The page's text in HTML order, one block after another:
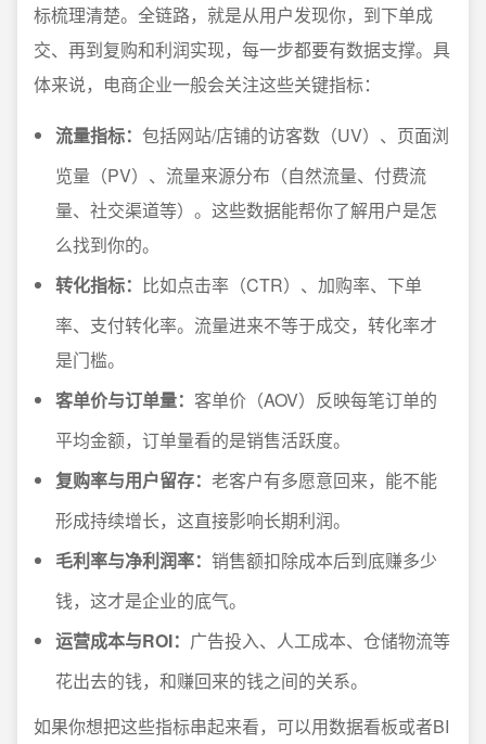
标梳理清楚。全链路，就是从用户发现你，到下单成
交、再到复购和利润实现，每一步都要有数据支撑。具
体来说，电商企业一般会关注这些关键指标：
流量指标： 包括网站/店铺的访客数（UV）、页面浏
览量（PV）、流量来源分布（自然流量、付费流
量、社交渠道等）。这些数据能帮你了解用户是怎
么找到你的。
转化指标： 比如点击率（CTR）、加购率、下单
率、支付转化率。流量进来不等于成交，转化率才
是门槛。
客单价与订单量： 客单价（AOV）反映每笔订单的
平均金额，订单量看的是销售活跃度。
复购率与用户留存： 老客户有多愿意回来，能不能
形成持续增长，这直接影响长期利润。
毛利率与净利润率： 销售额扣除成本后到底赚多少
钱，这才是企业的底气。
运营成本与ROI： 广告投入、人工成本、仓储物流等
花出去的钱，和赚回来的钱之间的关系。
如果你想把这些指标串起来看，可以用数据看板或者BI